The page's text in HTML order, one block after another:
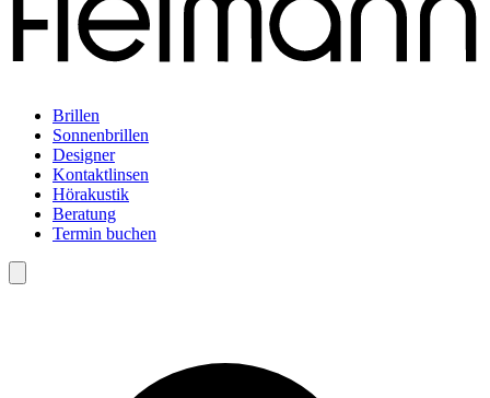
Brillen
Sonnenbrillen
Designer
Kontaktlinsen
Hörakustik
Beratung
Termin buchen